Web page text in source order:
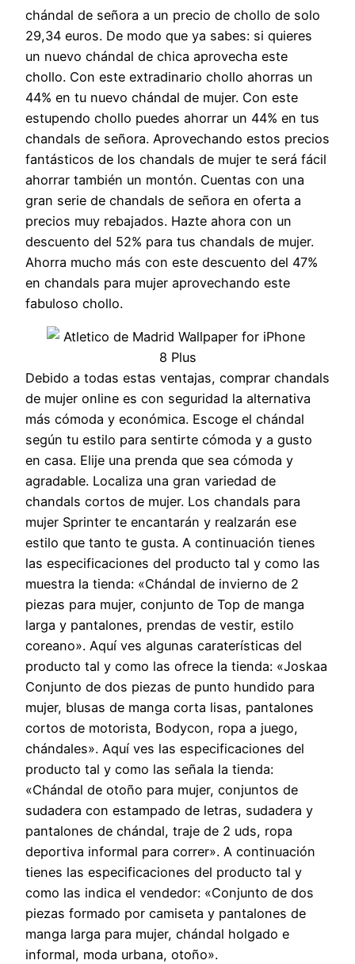
chándal de señora a un precio de chollo de solo
29,34 euros. De modo que ya sabes: si quieres
un nuevo chándal de chica aprovecha este
chollo. Con este extradinario chollo ahorras un
44% en tu nuevo chándal de mujer. Con este
estupendo chollo puedes ahorrar un 44% en tus
chandals de señora. Aprovechando estos precios
fantásticos de los chandals de mujer te será fácil
ahorrar también un montón. Cuentas con una
gran serie de chandals de señora en oferta a
precios muy rebajados. Hazte ahora con un
descuento del 52% para tus chandals de mujer.
Ahorra mucho más con este descuento del 47%
en chandals para mujer aprovechando este
fabuloso chollo.
Debido a todas estas ventajas, comprar chandals
de mujer online es con seguridad la alternativa
más cómoda y económica. Escoge el chándal
según tu estilo para sentirte cómoda y a gusto
en casa. Elije una prenda que sea cómoda y
agradable. Localiza una gran variedad de
chandals cortos de mujer. Los chandals para
mujer Sprinter te encantarán y realzarán ese
estilo que tanto te gusta. A continuación tienes
las especificaciones del producto tal y como las
muestra la tienda: «Chándal de invierno de 2
piezas para mujer, conjunto de Top de manga
larga y pantalones, prendas de vestir, estilo
coreano». Aquí ves algunas caraterísticas del
producto tal y como las ofrece la tienda: «Joskaa
Conjunto de dos piezas de punto hundido para
mujer, blusas de manga corta lisas, pantalones
cortos de motorista, Bodycon, ropa a juego,
chándales». Aquí ves las especificaciones del
producto tal y como las señala la tienda:
«Chándal de otoño para mujer, conjuntos de
sudadera con estampado de letras, sudadera y
pantalones de chándal, traje de 2 uds, ropa
deportiva informal para correr». A continuación
tienes las especificaciones del producto tal y
como las indica el vendedor: «Conjunto de dos
piezas formado por camiseta y pantalones de
manga larga para mujer, chándal holgado e
informal, moda urbana, otoño».